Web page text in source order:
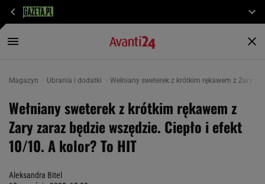
Magazyn Ubrania i dodatki Wełniany sweterek z krótkim rękawem z Zary
Wełniany sweterek z krótkim rękawem z
Zary zaraz będzie wszędzie. Ciepło i efekt
10/10. A kolor? To HIT
Aleksandra Bitel